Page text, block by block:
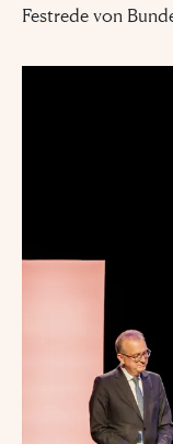
Festrede von